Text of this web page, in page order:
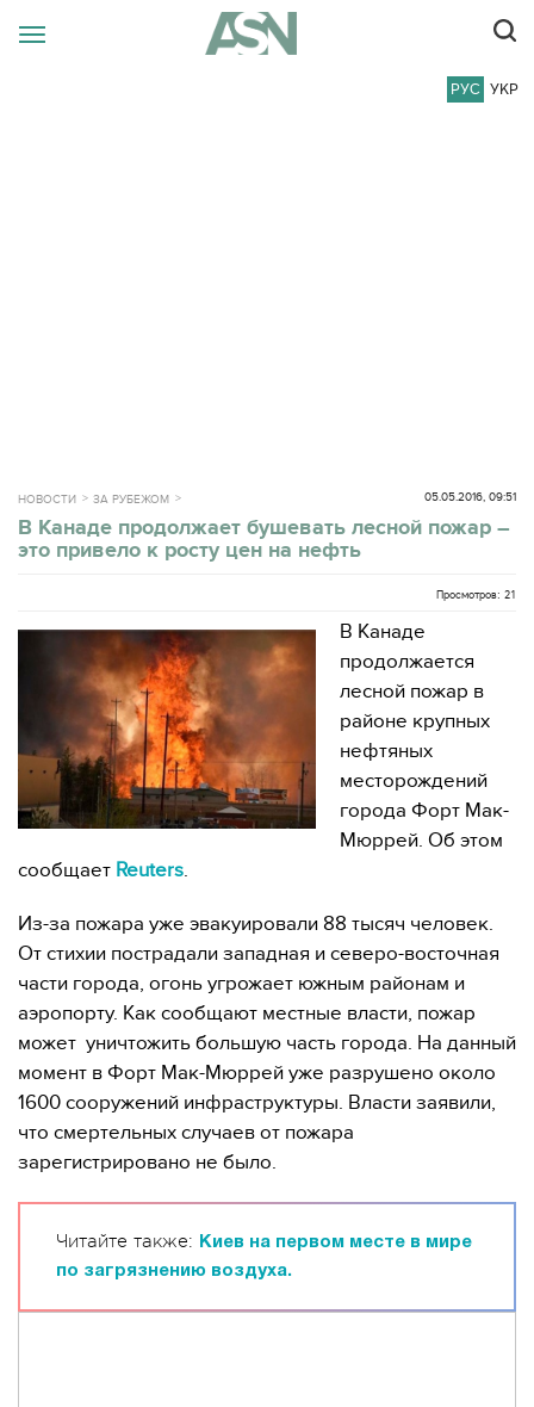
РУС УКР
НОВОСТИ ЗА РУБЕЖОМ 05.05.2016, 09:51
В Канаде продолжает бушевать лесной пожар –
это привело к росту цен на нефть
Просмотров: 21
В Канаде
продолжается
лесной пожар в
районе крупных
нефтяных
месторождений
города Форт Мак-
Мюррей. Об этом
сообщает Reuters.
Из-за пожара уже эвакуировали 88 тысяч человек.
От стихии пострадали западная и северо-восточная
части города, огонь угрожает южным районам и
аэропорту. Как сообщают местные власти, пожар
может уничтожить большую часть города. На данный
момент в Форт Мак-Мюррей уже разрушено около
1600 сооружений инфраструктуры. Власти заявили,
что смертельных случаев от пожара
зарегистрировано не было.
Читайте также:
Киев на первом месте в мире
по загрязнению воздуха.